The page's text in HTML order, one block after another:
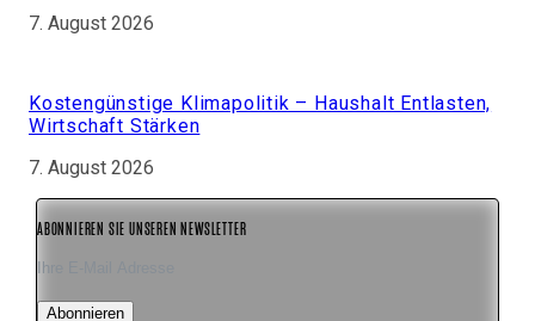
7. August 2026
Kostengünstige Klimapolitik – Haushalt Entlasten,
Wirtschaft Stärken
7. August 2026
ABONNIEREN SIE UNSEREN NEWSLETTER
Abonnieren